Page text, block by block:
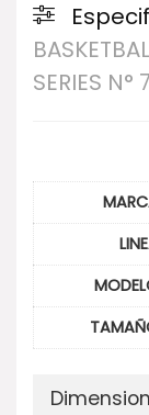
SERIES N° 7